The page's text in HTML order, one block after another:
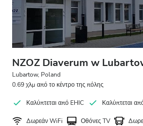
Πολύ Καλή
Εξαιρετική
NZOZ Diaverum w
Lubartow, Poland
0.69 χλμ από το κέντρο της πόλης
Καλύπτεται από EHIC Καλύπτεται
Δωρεάν WiFi Οθόνες TV